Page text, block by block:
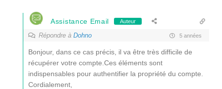
Assistance Email Auteur
Répondre à Dohno 5 années
Bonjour, dans ce cas précis, il va être très difficile de
récupérer votre compte.Ces éléments sont
indispensables pour authentifier la propriété du compte.
Cordialement,